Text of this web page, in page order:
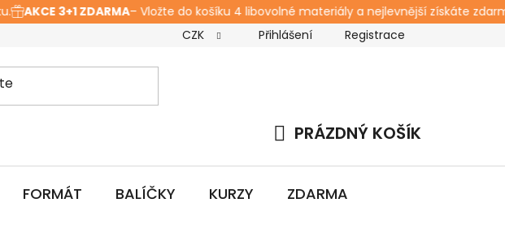
AKCE 3+1 ZDARMA– Vložte do košíku 4 libovolné materiály a nejlevnější získáte
Kontakt Blog Workshopy pro rodiče
CZK Přihlášení Registrace
KOŠÍK
PRÁZDNÝ KOŠÍK
FORMÁT BALÍČKY KURZY ZDARMA